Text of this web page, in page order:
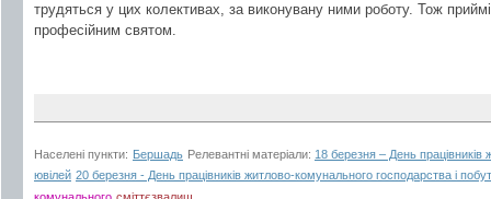
трудяться у цих колективах, за виконувану ними роботу. Тож
професійним святом.
Населені пункти: Бершадь Релевантні матеріали: 18 березня – День
ювілей 20 березня - День працівників житлово-комунального господарства і